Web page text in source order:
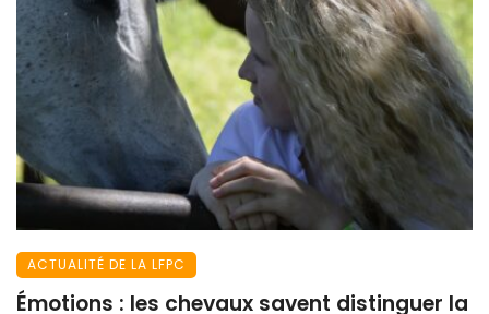
ACTUALITÉ DE LA LFPC
Émotions : les chevaux savent distinguer la